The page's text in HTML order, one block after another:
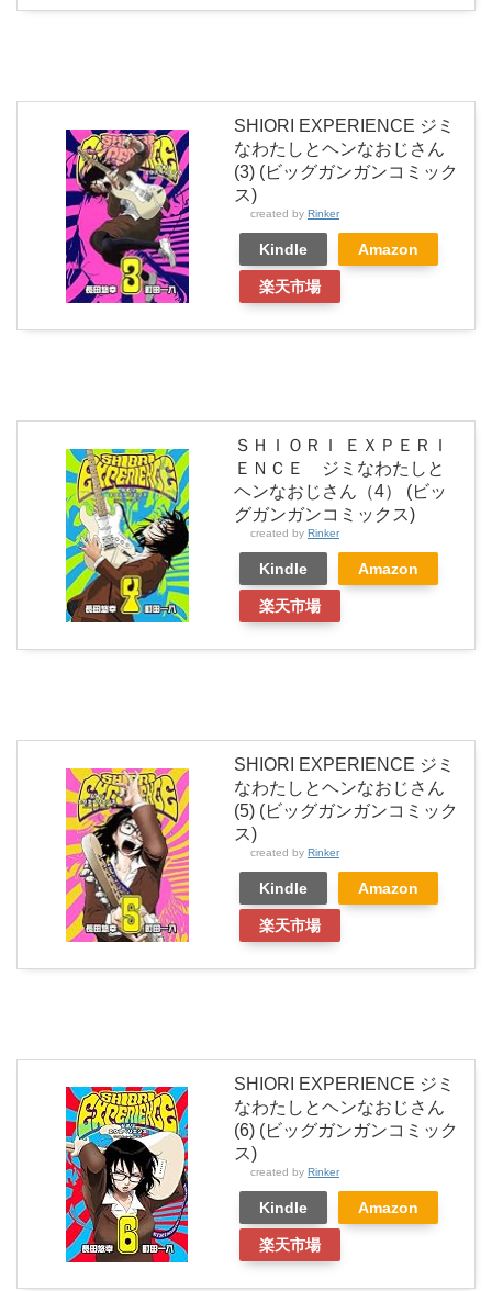
SHIORI EXPERIENCE ジミ
なわたしとヘンなおじさん
(3) (ビッグガンガンコミック
ス)
created by Rinker
Kindle Amazon
楽天市場
ＳＨＩＯＲＩ ＥＸＰＥＲＩ
ＥＮＣＥ ジミなわたしと
ヘンなおじさん（4） (ビッ
グガンガンコミックス)
created by Rinker
Kindle Amazon
楽天市場
SHIORI EXPERIENCE ジミ
なわたしとヘンなおじさん
(5) (ビッグガンガンコミック
ス)
created by Rinker
Kindle Amazon
楽天市場
SHIORI EXPERIENCE ジミ
なわたしとヘンなおじさん
(6) (ビッグガンガンコミック
ス)
created by Rinker
Kindle Amazon
楽天市場